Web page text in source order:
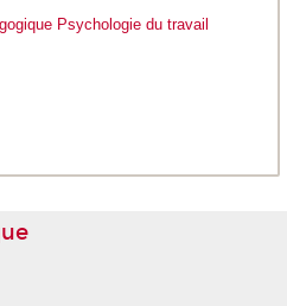
Psychologie du travail